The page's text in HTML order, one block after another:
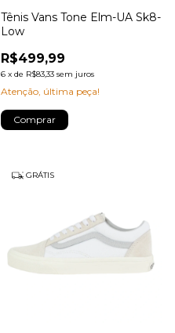
Tênis Vans Tone Elm-UA Sk8-
Low
R$499,99
6 xde R$83,33 sem juros
Atenção, última peça!
Comprar
GRÁTIS